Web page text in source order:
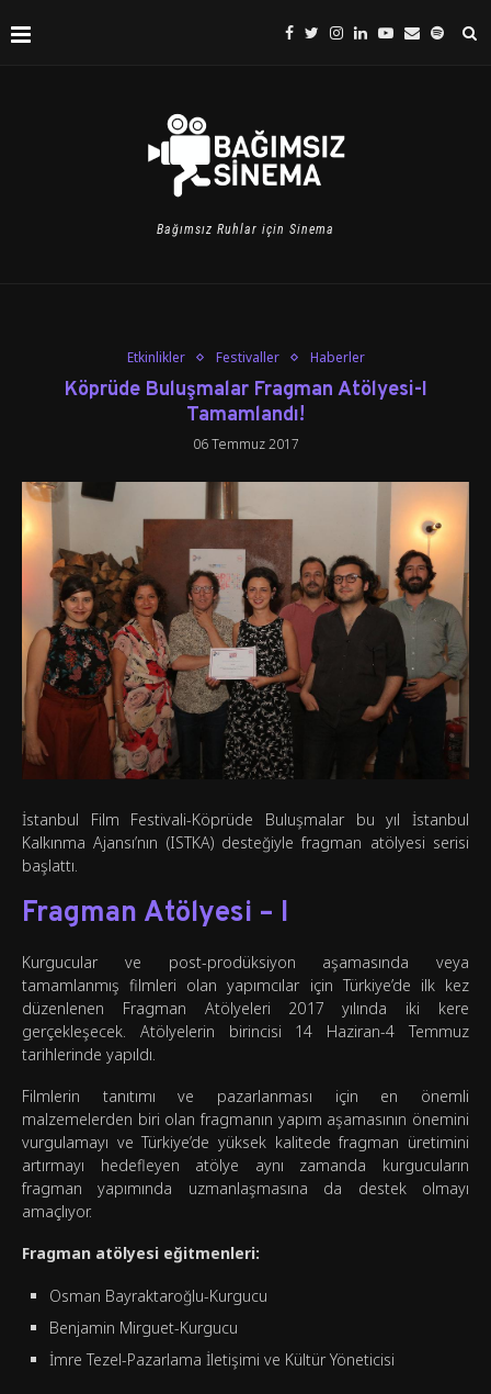
Bağımsız Ruhlar için Sinema
Etkinlikler Festivaller Haberler
Köprüde Buluşmalar Fragman Atölyesi-I
Tamamlandı!
06 Temmuz 2017
İstanbul Film Festivali-Köprüde Buluşmalar bu yıl İstanbul
Kalkınma Ajansı’nın (ISTKA) desteğiyle fragman atölyesi serisi
başlattı.
Fragman Atölyesi – I
Kurgucular ve post-prodüksiyon aşamasında veya
tamamlanmış filmleri olan yapımcılar için Türkiye’de ilk kez
düzenlenen Fragman Atölyeleri 2017 yılında iki kere
gerçekleşecek. Atölyelerin birincisi 14 Haziran-4 Temmuz
tarihlerinde yapıldı.
Filmlerin tanıtımı ve pazarlanması için en önemli
malzemelerden biri olan fragmanın yapım aşamasının önemini
vurgulamayı ve Türkiye’de yüksek kalitede fragman üretimini
artırmayı hedefleyen atölye aynı zamanda kurgucuların
fragman yapımında uzmanlaşmasına da destek olmayı
amaçlıyor.
Fragman atölyesi eğitmenleri:
Osman Bayraktaroğlu-Kurgucu
Benjamin Mirguet-Kurgucu
İmre Tezel-Pazarlama İletişimi ve Kültür Yöneticisi